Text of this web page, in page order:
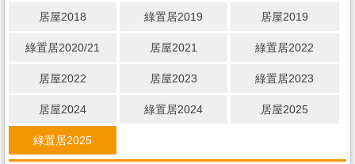
居屋2018 綠置居2019 居屋2019
綠置居2020/21 居屋2021 綠置居2022
居屋2022 居屋2023 綠置居2023
居屋2024 綠置居2024 居屋2025
綠置居2025